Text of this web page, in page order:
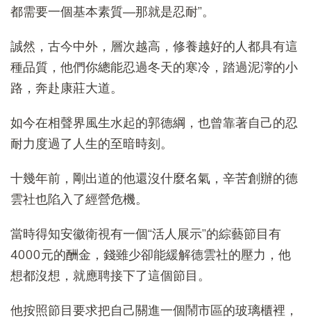
都需要一個基本素質—那就是忍耐”。
誠然，古今中外，層次越高，修養越好的人都具有這
種品質，他們你總能忍過冬天的寒冷，踏過泥濘的小
路，奔赴康莊大道。
如今在相聲界風生水起的郭德綱，也曾靠著自己的忍
耐力度過了人生的至暗時刻。
十幾年前，剛出道的他還沒什麼名氣，辛苦創辦的德
雲社也陷入了經營危機。
當時得知安徽衛視有一個“活人展示”的綜藝節目有
4000元的酬金，錢雖少卻能緩解德雲社的壓力，他
想都沒想，就應聘接下了這個節目。
他按照節目要求把自己關進一個鬧市區的玻璃櫃裡，